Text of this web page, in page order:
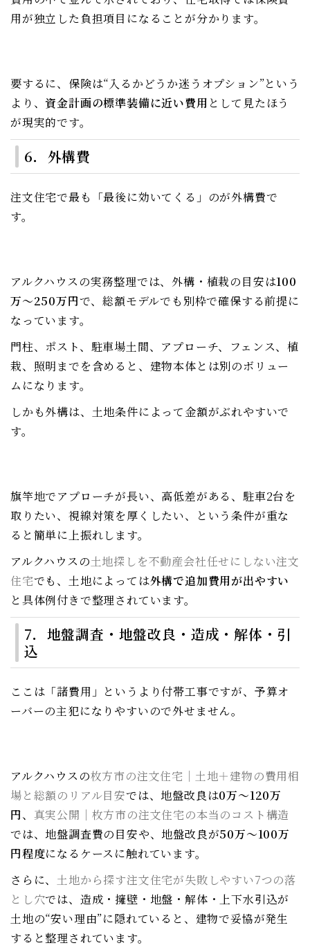
用が独立した負担項目になることが分かります。
要するに、保険は“入るかどうか迷うオプション”という
より、資金計画の標準装備に近い費用 として見たほう
が現実的です。
6．外構費
注文住宅で最も「最後に効いてくる」のが外構費で
す。
アルクハウスの実務整理では、外構・植栽の目安は100
万〜250万円で、総額モデルでも別枠で確保する前提に
なっています。
門柱、ポスト、駐車場土間、アプローチ、フェンス、植
栽、照明までを含めると、建物本体とは別のボリュー
ムになります。
しかも外構は、土地条件によって金額がぶれやすいで
す。
旗竿地でアプローチが長い、高低差がある、駐車2台を
取りたい、視線対策を厚くしたい、という条件が重な
ると簡単に上振れします。
アルクハウスの土地探しを不動産会社任せにしない注文
住宅でも、土地によっては外構で追加費用が出やすい
と具体例付きで整理されています。
7．地盤調査・地盤改良・造成・解体・引
込
ここは「諸費用」というより付帯工事ですが、予算オ
ーバーの主犯になりやすいので外せません。
アルクハウスの枚方市の注文住宅｜土地＋建物の費用相
場と総額のリアル目安では、地盤改良は0万〜120万
円、 真実公開｜枚方市の注文住宅の本当のコスト構造
では、地盤調査費の目安や、地盤改良が50万〜100万
円程度になるケースに触れています。
さらに、 土地から探す注文住宅が失敗しやすい7つの落
とし穴では、造成・擁壁・地盤・解体・上下水引込が
土地の“安い理由”に隠れていると、建物で妥協が発生
すると整理されています。